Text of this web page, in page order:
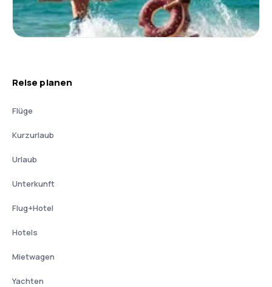
Reise planen
Flüge
Kurzurlaub
Urlaub
Unterkunft
Flug+Hotel
Hotels
Mietwagen
Yachten